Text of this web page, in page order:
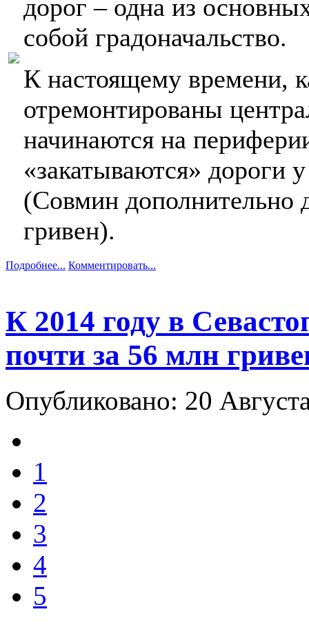
дорог – одна из
собой градоначальство.
К настоящему времени,
отремонтированы
начинаются на
«закатываются» дороги
(Совмин дополнительно
гривен).
Подробнее... Комментировать...
К 2014 году в
почти за 56 млн
Опубликовано: 20
1
2
3
4
5